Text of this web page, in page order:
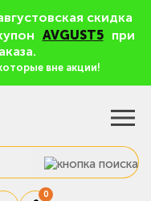
скидка
AVGUST5
при
вне акции!
0